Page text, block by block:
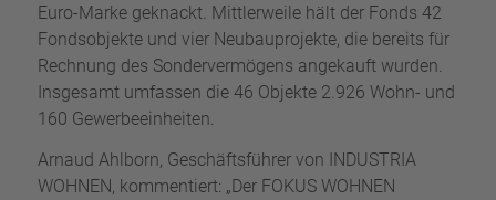
Euro-Marke geknackt. Mittlerweile hält der Fonds 42
Fondsobjekte und vier Neubauprojekte, die bereits für
Rechnung des Sondervermögens angekauft wurden.
Insgesamt umfassen die 46 Objekte 2.926 Wohn- und
160 Gewerbeeinheiten.
Arnaud Ahlborn, Geschäftsführer von INDUSTRIA
WOHNEN, kommentiert: „Der FOKUS WOHNEN